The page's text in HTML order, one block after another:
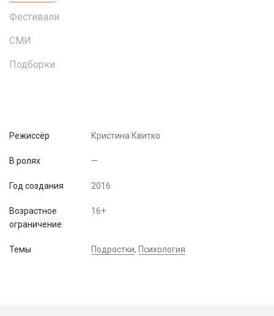
Фестивали
СМИ
Подборки
Режиссёр Кристина Квитко
В ролях —
Год создания 2016
Возрастное
ограничение
16+
Темы Подростки, Психология